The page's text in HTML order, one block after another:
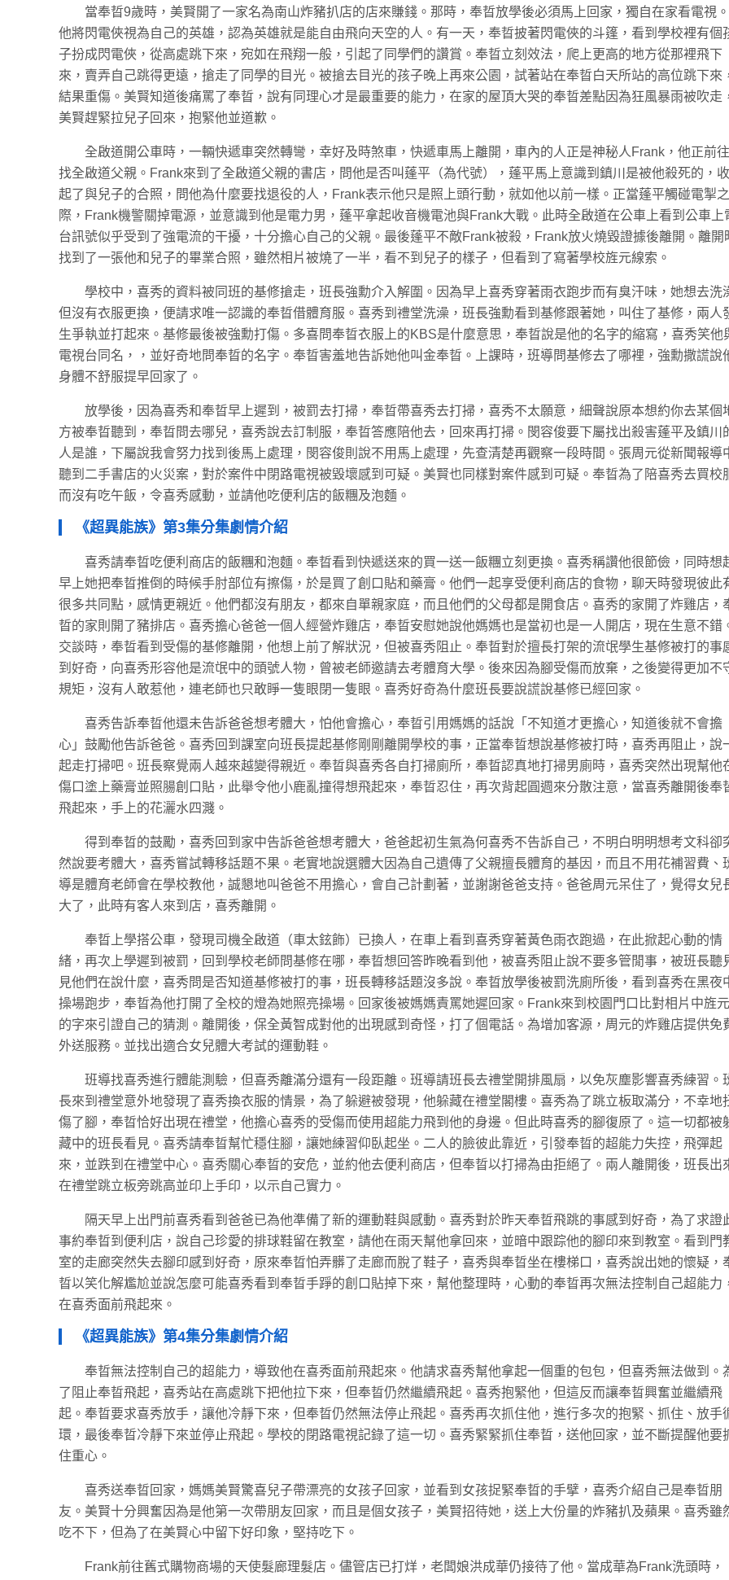
當奉晢9歲時，美賢開了一家名為南山炸豬扒店的店來賺錢。那時，奉晢放學後必須馬上回家，獨自在家看電視。
他將閃電俠視為自己的英雄，認為英雄就是能自由飛向天空的人。有一天，奉晢披著閃電俠的斗篷，看到學校裡有個
子扮成閃電俠，從高處跳下來，宛如在飛翔一般，引起了同學們的讚賞。奉晢立刻效法，爬上更高的地方從那裡飛下
來，賣弄自己跳得更遠，搶走了同學的目光。被搶去目光的孩子晚上再來公園，試著站在奉晢白天所站的高位跳下來
結果重傷。美賢知道後痛罵了奉晢，說有同理心才是最重要的能力，在家的屋頂大哭的奉晢差點因為狂風暴雨被吹走
美賢趕緊拉兒子回來，抱緊他並道歉。
全啟道開公車時，一輛快遞車突然轉彎，幸好及時煞車，快遞車馬上離開，車內的人正是神秘人Frank，他正前往
找全啟道父親。Frank來到了全啟道父親的書店，問他是否叫蓬平（為代號），蓬平馬上意識到鎮川是被他殺死的，收
起了與兒子的合照，問他為什麼要找退役的人，Frank表示他只是照上頭行動，就如他以前一樣。正當蓬平觸碰電掣之
際，Frank機警關掉電源，並意識到他是電力男，蓬平拿起收音機電池與Frank大戰。此時全啟道在公車上看到公車上
台訊號似乎受到了強電流的干擾，十分擔心自己的父親。最後蓬平不敵Frank被殺，Frank放火燒毀證據後離開。離開
找到了一張他和兒子的畢業合照，雖然相片被燒了一半，看不到兒子的樣子，但看到了寫著學校旌元線索。
學校中，喜秀的資料被同班的基修搶走，班長強勳介入解圍。因為早上喜秀穿著雨衣跑步而有臭汗味，她想去洗
但沒有衣服更換，便請求唯一認識的奉晢借體育服。喜秀到禮堂洗澡，班長強勳看到基修跟著她，叫住了基修，兩人
生爭執並打起來。基修最後被強勳打傷。多喜問奉晢衣服上的KBS是什麼意思，奉晢說是他的名字的縮寫，喜秀笑他
電視台同名，，並好奇地問奉晢的名字。奉晢害羞地告訴她他叫金奉晢。上課時，班導問基修去了哪裡，強勳撒謊說
身體不舒服提早回家了。
放學後，因為喜秀和奉晢早上遲到，被罰去打掃，奉晢帶喜秀去打掃，喜秀不太願意，細聲說原本想約你去某個
方被奉晢聽到，奉晢問去哪兒，喜秀說去訂制服，奉晢答應陪他去，回來再打掃。閔容俊要下屬找出殺害蓬平及鎮川
人是誰，下屬說我會努力找到後馬上處理，閔容俊則說不用馬上處理，先查清楚再觀察一段時間。張周元從新聞報導
聽到二手書店的火災案，對於案件中閉路電視被毀壞感到可疑。美賢也同樣對案件感到可疑。奉晢為了陪喜秀去買校
而沒有吃午飯，令喜秀感動，並請他吃便利店的飯糰及泡麵。
《超異能族》第3集分集劇情介紹
喜秀請奉晢吃便利商店的飯糰和泡麵。奉晢看到快遞送來的買一送一飯糰立刻更換。喜秀稱讚他很節儉，同時想
早上她把奉晢推倒的時候手肘部位有擦傷，於是買了創口貼和藥膏。他們一起享受便利商店的食物，聊天時發現彼此
很多共同點，感情更親近。他們都沒有朋友，都來自單親家庭，而且他們的父母都是開食店。喜秀的家開了炸雞店，
晢的家則開了豬排店。喜秀擔心爸爸一個人經營炸雞店，奉晢安慰她說他媽媽也是當初也是一人開店，現在生意不錯
交談時，奉晢看到受傷的基修離開，他想上前了解狀況，但被喜秀阻止。奉晢對於擅長打架的流氓學生基修被打的事
到好奇，向喜秀形容他是流氓中的頭號人物，曾被老師邀請去考體育大學。後來因為腳受傷而放棄，之後變得更加不
規矩，沒有人敢惹他，連老師也只敢睜一隻眼閉一隻眼。喜秀好奇為什麼班長要說謊說基修已經回家。
喜秀告訴奉晢他還未告訴爸爸想考體大，怕他會擔心，奉晢引用媽媽的話說「不知道才更擔心，知道後就不會擔
心」鼓勵他告訴爸爸。喜秀回到課室向班長提起基修剛剛離開學校的事，正當奉晢想說基修被打時，喜秀再阻止，說
起走打掃吧。班長察覺兩人越來越變得親近。奉晢與喜秀各自打掃廁所，奉晢認真地打掃男廁時，喜秀突然出現幫他
傷口塗上藥膏並照腸創口貼，此舉令他小鹿亂撞得想飛起來，奉晢忍住，再次背起圓週來分散注意，當喜秀離開後奉
飛起來，手上的花灑水四濺。
得到奉晢的鼓勵，喜秀回到家中告訴爸爸想考體大，爸爸起初生氣為何喜秀不告訴自己，不明白明明想考文科卻
然說要考體大，喜秀嘗試轉移話題不果。老實地說選體大因為自己遺傳了父親擅長體育的基因，而且不用花補習費、
導是體育老師會在學校教他，誠懇地叫爸爸不用擔心，會自己計劃著，並謝謝爸爸支持。爸爸周元呆住了，覺得女兒
大了，此時有客人來到店，喜秀離開。
奉晢上學搭公車，發現司機全啟道（車太鉉飾）已換人，在車上看到喜秀穿著黃色雨衣跑過，在此掀起心動的情
緒，再次上學遲到被罰，回到學校老師問基修在哪，奉晢想回答昨晚看到他，被喜秀阻止說不要多管閒事，被班長聽
見他們在說什麼，喜秀問是否知道基修被打的事，班長轉移話題沒多說。奉晢放學後被罰洗廁所後，看到喜秀在黑夜
操場跑步，奉晢為他打開了全校的燈為她照亮操場。回家後被媽媽責罵她遲回家。Frank來到校園門口比對相片中旌元
的字來引證自己的猜測。離開後，保全黃智成對他的出現感到奇怪，打了個電話。為增加客源，周元的炸雞店提供免
外送服務。並找出適合女兒體大考試的運動鞋。
班導找喜秀進行體能測驗，但喜秀離滿分還有一段距離。班導請班長去禮堂開排風扇，以免灰塵影響喜秀練習。
長來到禮堂意外地發現了喜秀換衣服的情景，為了躲避被發現，他躲藏在禮堂閣樓。喜秀為了跳立板取滿分，不幸地
傷了腳，奉晢恰好出現在禮堂，他擔心喜秀的受傷而使用超能力飛到他的身邊。但此時喜秀的腳復原了。這一切都被
藏中的班長看見。喜秀請奉晢幫忙穩住腳，讓她練習仰臥起坐。二人的臉彼此靠近，引發奉晢的超能力失控，飛彈起
來，並跌到在禮堂中心。喜秀關心奉晢的安危，並約他去便利商店，但奉晢以打掃為由拒絕了。兩人離開後，班長出
在禮堂跳立板旁跳高並印上手印，以示自己實力。
隔天早上出門前喜秀看到爸爸已為他準備了新的運動鞋與感動。喜秀對於昨天奉晢飛跳的事感到好奇，為了求證
事約奉晢到便利店，說自己珍愛的排球鞋留在教室，請他在雨天幫他拿回來，並暗中跟踪他的腳印來到教室。看到門
室的走廊突然失去腳印感到好奇，原來奉晢怕弄髒了走廊而脫了鞋子，喜秀與奉晢坐在樓梯口，喜秀說出她的懷疑，
晢以笑化解尷尬並說怎麼可能喜秀看到奉晢手踭的創口貼掉下來，幫他整理時，心動的奉晢再次無法控制自己超能力
在喜秀面前飛起來。
《超異能族》第4集分集劇情介紹
奉晢無法控制自己的超能力，導致他在喜秀面前飛起來。他請求喜秀幫他拿起一個重的包包，但喜秀無法做到。
了阻止奉晢飛起，喜秀站在高處跳下把他拉下來，但奉晢仍然繼續飛起。喜秀抱緊他，但這反而讓奉晢興奮並繼續飛
起。奉晢要求喜秀放手，讓他冷靜下來，但奉晢仍然無法停止飛起。喜秀再次抓住他，進行多次的抱緊、抓住、放手
環，最後奉晢冷靜下來並停止飛起。學校的閉路電視記錄了這一切。喜秀緊緊抓住奉晢，送他回家，並不斷提醒他要
住重心。
喜秀送奉晢回家，媽媽美賢驚喜兒子帶漂亮的女孩子回家，並看到女孩捉緊奉晢的手擘，喜秀介紹自己是奉晢朋
友。美賢十分興奮因為是他第一次帶朋友回家，而且是個女孩子，美賢招待她，送上大份量的炸豬扒及蘋果。喜秀雖
吃不下，但為了在美賢心中留下好印象，堅持吃下。
Frank前往舊式購物商場的天使髮廊理髮店。儘管店已打烊，老闆娘洪成華仍接待了他。當成華為Frank洗頭時，